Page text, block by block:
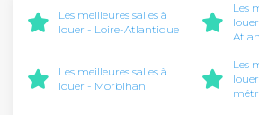
Les meilleures salles à
louer - Loire-Atlantique
Les
Les meilleures salles à
louer - Morbihan
Les